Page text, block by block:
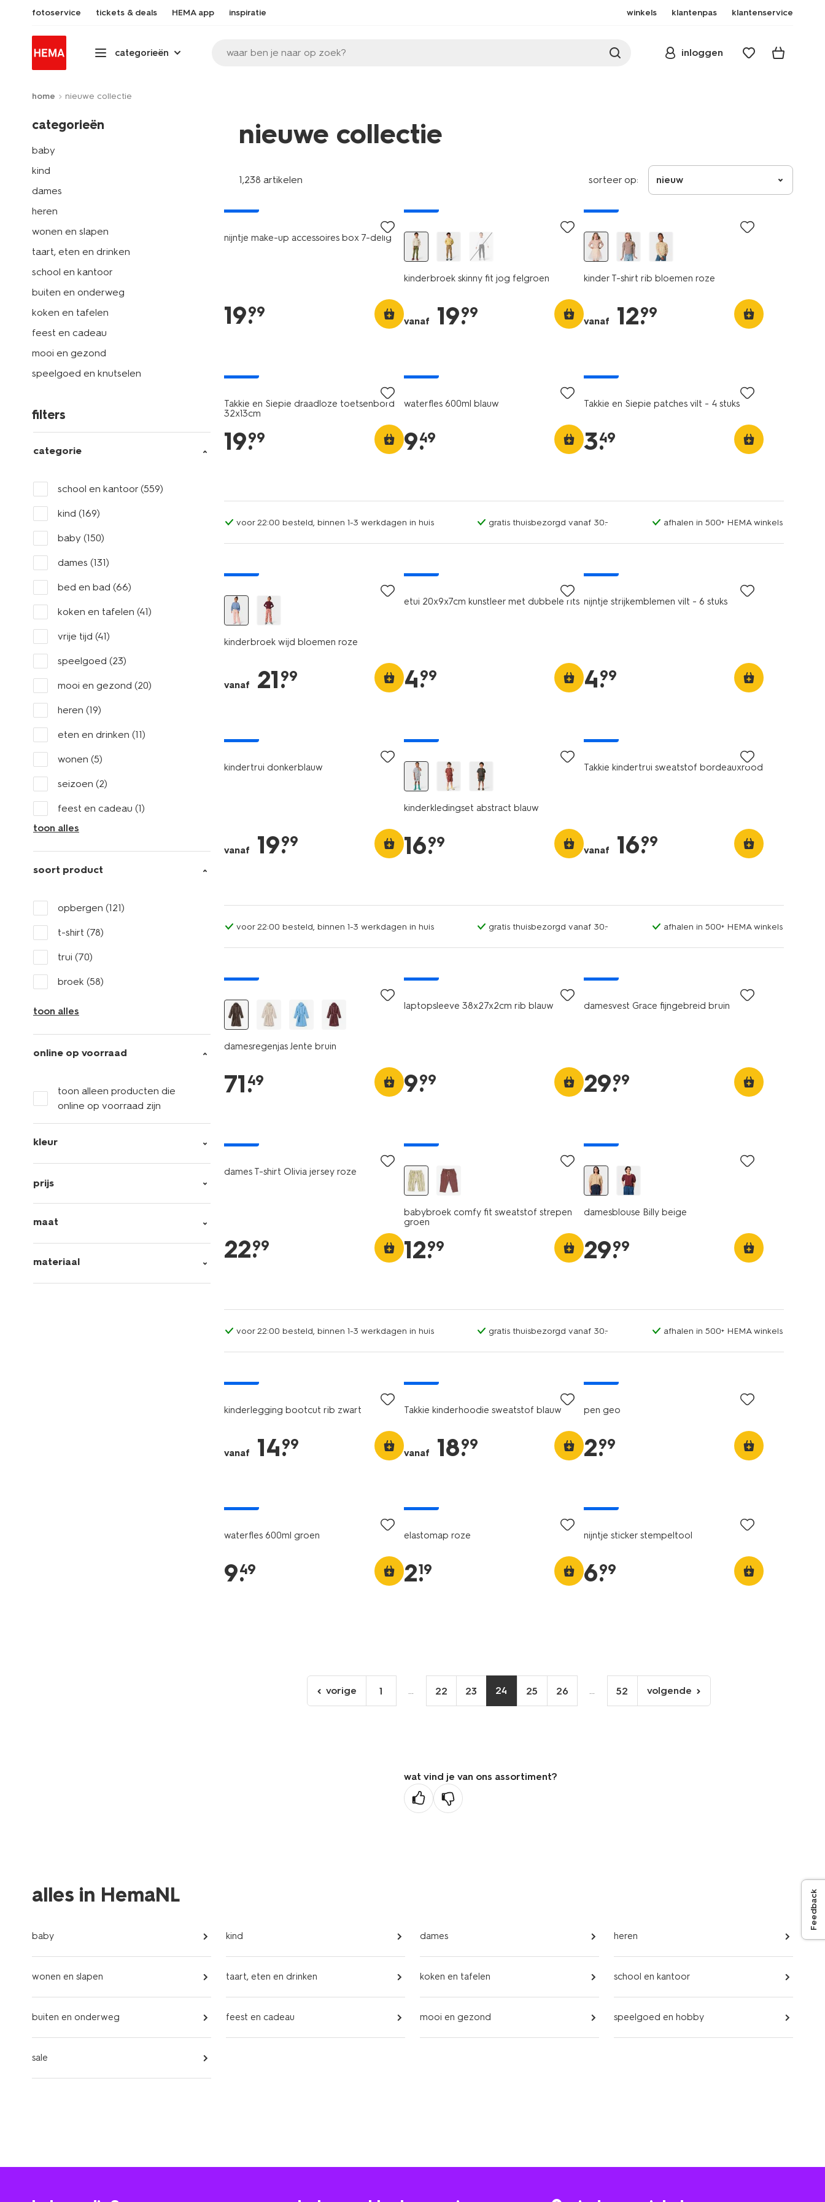
fotoservice tickets & deals HEMA app inspiratie winkels klantenpas klantenservice
categorieën waar ben je naar op zoek? inloggen
home nieuwe collectie
categorieën
baby
kind
dames
heren
wonen en slapen
taart, eten en drinken
school en kantoor
buiten en onderweg
koken en tafelen
feest en cadeau
mooi en gezond
speelgoed en knutselen
filters
categorie
school en kantoor (559)
kind (169)
baby (150)
dames (131)
bed en bad (66)
koken en tafelen (41)
vrije tijd (41)
speelgoed (23)
mooi en gezond (20)
heren (19)
eten en drinken (11)
wonen (5)
seizoen (2)
feest en cadeau (1)
toon alles
soort product
opbergen (121)
t-shirt (78)
trui (70)
broek (58)
toon alles
online op voorraad
toon alleen producten die
online op voorraad zijn
kleur
prijs
maat
materiaal
nieuwe collectie
1,238 artikelen sorteer op: nieuw
nijntje make-up accessoires box 7-delig
19.
99
kinderbroek skinny fit jog felgroen
vanaf 19.
99
kinder T-shirt rib bloemen roze
vanaf 12.
99
Takkie en Siepie draadloze toetsenbord
32x13cm
19.
99
waterfles 600ml blauw
9.
49
Takkie en Siepie patches vilt - 4 stuks
3.
49
voor 22:00 besteld, binnen 1-3 werkdagen in huis gratis thuisbezorgd vanaf 30.- afhalen in 500+ HEMA winkels
kinderbroek wijd bloemen roze
vanaf 21.
99
etui 20x9x7cm kunstleer met dubbele rits
4.
99
nijntje strijkemblemen vilt - 6 stuks
4.
99
kindertrui donkerblauw
vanaf 19.
99
kinderkledingset abstract blauw
16.
99
Takkie kindertrui sweatstof bordeauxrood
vanaf 16.
99
voor 22:00 besteld, binnen 1-3 werkdagen in huis gratis thuisbezorgd vanaf 30.- afhalen in 500+ HEMA winkels
damesregenjas Jente bruin
71.
49
laptopsleeve 38x27x2cm rib blauw
9.
99
damesvest Grace fijngebreid bruin
29.
99
dames T-shirt Olivia jersey roze
22.
99
babybroek comfy fit sweatstof strepen
groen
12.
99
damesblouse Billy beige
29.
99
voor 22:00 besteld, binnen 1-3 werkdagen in huis gratis thuisbezorgd vanaf 30.- afhalen in 500+ HEMA winkels
kinderlegging bootcut rib zwart
vanaf 14.
99
Takkie kinderhoodie sweatstof blauw
vanaf 18.
99
pen geo
2.
99
waterfles 600ml groen
9.
49
elastomap roze
2.
19
nijntje sticker stempeltool
6.
99
ga
naar
vorige 1 ... 22 23 24 25 26 ... 52
volgende
pagina
volgende
wat vind je van ons assortiment?
Feedback
alles in HemaNL
baby kind dames heren
wonen en slapen taart, eten en drinken koken en tafelen school en kantoor
buiten en onderweg feest en cadeau mooi en gezond speelgoed en hobby
sale